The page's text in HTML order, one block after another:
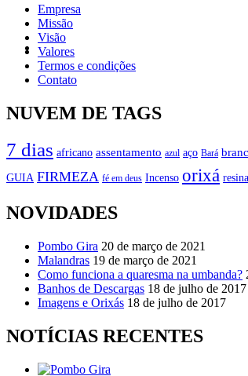
Paramentas
Vestuário
Empresa
Missão
Visão
Valores
Termos e condições
Contato
NUVEM DE TAGS
7 dias africano assentamento azul aço Bará
GUIA FIRMEZA fé em deus Incenso orixá resina
NOVIDADES
Pombo Gira 20 de março de 2021
Malandras 19 de março de 2021
Como funciona a quaresma na umbanda?
Banhos de Descargas 18 de julho de 2017
Imagens e Orixás 18 de julho de 2017
NOTÍCIAS RECENTES